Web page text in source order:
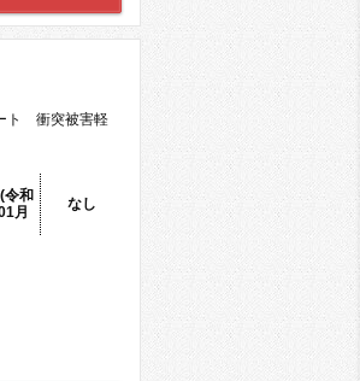
ト 衝突被害軽
和
月
なし